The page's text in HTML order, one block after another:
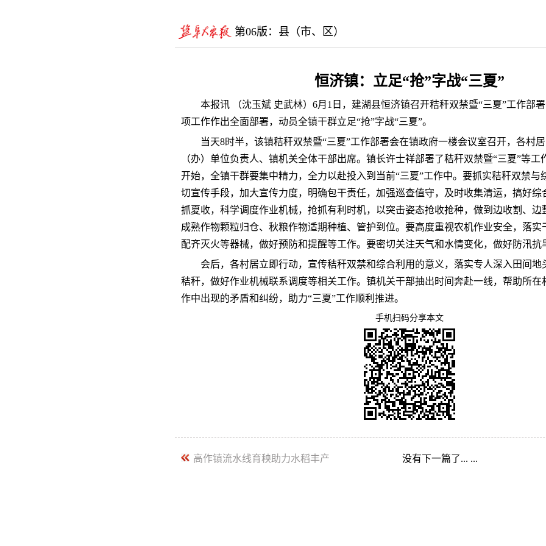
第06版：县（市、区）
恒济镇：立足“抢”字战“三夏”
本报讯 （沈玉斌 史武林）6月1日，建湖县恒济镇召开秸秆双禁暨“三夏”工作部
项工作作出全面部署，动员全镇干群立足“抢”字战“三夏”。
当天8时半，该镇秸秆双禁暨“三夏”工作部署会在镇政府一楼会议室召开，各村
（办）单位负责人、镇机关全体干部出席。镇长许士祥部署了秸秆双禁暨“三夏”等工
开始，全镇干群要集中精力，全力以赴投入到当前“三夏”工作中。要抓实秸秆双禁与
切宣传手段，加大宣传力度，明确包干责任，加强巡查值守，及时收集清运，搞好综
抓夏收，科学调度作业机械，抢抓有利时机，以突击姿态抢收抢种，做到边收割、边
成熟作物颗粒归仓、秋粮作物适期种植、管护到位。要高度重视农机作业安全，落实
配齐灭火等器械，做好预防和提醒等工作。要密切关注天气和水情变化，做好防汛抗
会后，各村居立即行动，宣传秸秆双禁和综合利用的意义，落实专人深入田间地
秸秆，做好作业机械联系调度等相关工作。镇机关干部抽出时间奔赴一线，帮助所在
作中出现的矛盾和纠纷，助力“三夏”工作顺利推进。
手机扫码分享本文
高作镇流水线育秧助力水稻丰产 没有下一篇了... ...